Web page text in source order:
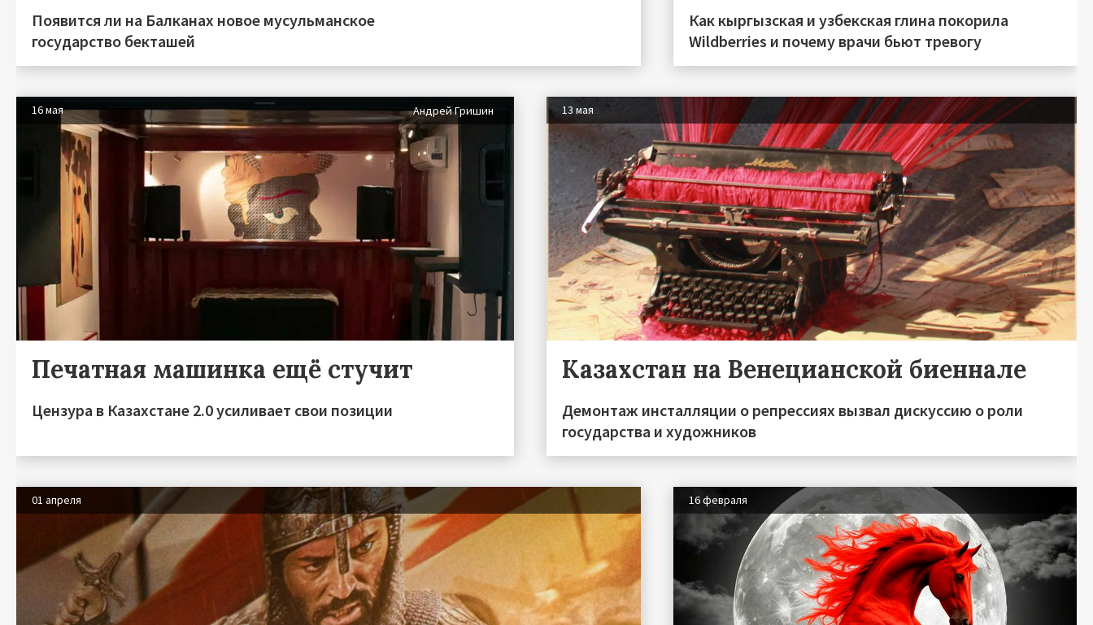
Появится ли на Балканах новое мусульманское
государство бекташей
Как кыргызская и узбекская глина покорила
Wildberries и почему врачи бьют тревогу
16 мая Андрей Гришин
Печатная машинка ещё стучит
Цензура в Казахстане 2.0 усиливает свои позиции
13 мая
Казахстан на Венецианской биеннале
Демонтаж инсталляции о репрессиях вызвал дискуссию о роли
государства и художников
01 апреля 16 февраля